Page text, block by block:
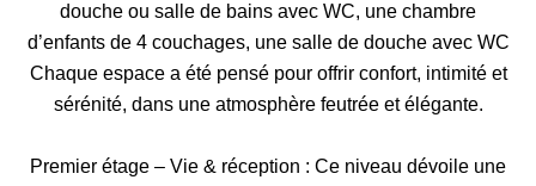
douche ou salle de bains avec WC, une chambre
d’enfants de 4 couchages, une salle de douche avec WC
Chaque espace a été pensé pour offrir confort, intimité et
sérénité, dans une atmosphère feutrée et élégante.
Premier étage – Vie & réception : Ce niveau dévoile une